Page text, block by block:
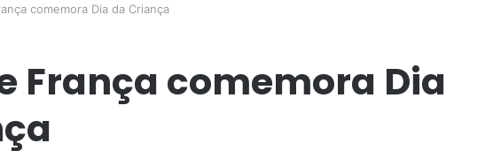
comemora Dia da Criança
França comemora Dia